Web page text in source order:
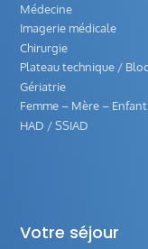
Médecine
Imagerie médicale
Chirurgie
Plateau technique / Bloc
Gériatrie
Femme – Mère – Enfant
HAD / SSIAD
Votre séjour